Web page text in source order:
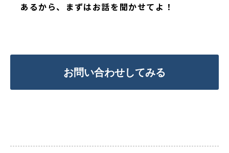
あるから、まずはお話を聞かせてよ！
お問い合わせしてみる